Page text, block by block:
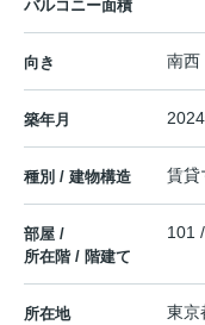
バルコニー面積
向き 南西
築年月
種別 / 建物構造 賃貸
部屋 /
所在階 / 階建て
101
所在地 東京